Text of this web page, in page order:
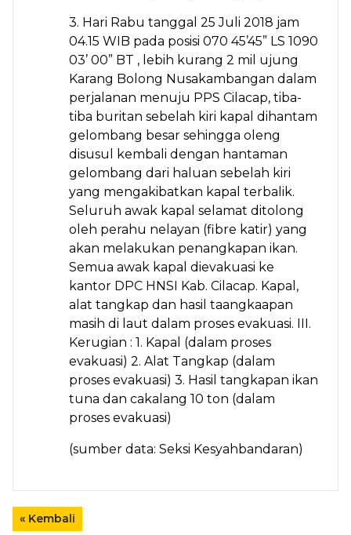
3. Hari Rabu tanggal 25 Juli 2018 jam
04.15 WIB pada posisi 070 45’45” LS 1090
03’ 00” BT , lebih kurang 2 mil ujung
Karang Bolong Nusakambangan dalam
perjalanan menuju PPS Cilacap, tiba-
tiba buritan sebelah kiri kapal dihantam
gelombang besar sehingga oleng
disusul kembali dengan hantaman
gelombang dari haluan sebelah kiri
yang mengakibatkan kapal terbalik.
Seluruh awak kapal selamat ditolong
oleh perahu nelayan (fibre katir) yang
akan melakukan penangkapan ikan.
Semua awak kapal dievakuasi ke
kantor DPC HNSI Kab. Cilacap. Kapal,
alat tangkap dan hasil taangkaapan
masih di laut dalam proses evakuasi. III.
Kerugian : 1. Kapal (dalam proses
evakuasi) 2. Alat Tangkap (dalam
proses evakuasi) 3. Hasil tangkapan ikan
tuna dan cakalang 10 ton (dalam
proses evakuasi)
(sumber data: Seksi Kesyahbandaran)
« Kembali